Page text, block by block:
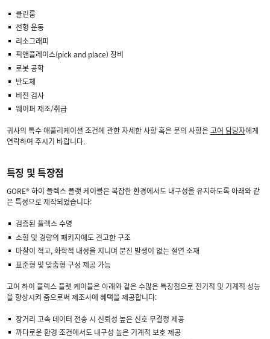
클린룸
선형 운동
리소그래피
픽앤플레이스(pick and place) 장비
로봇 공학
반도체
비전 검사
웨이퍼 제조/취급
귀사의 특수 애플리케이션 조건에 관한 자세한 사항 혹은 문의 사항은고어 담당자에게
연락하여 주시기 바랍니다.
특징 및 특장점
GORE® 하이 플렉스 플랫 케이블은 복잡한 환경에서도 내구성을 유지하도록 아래와 같
은 특성으로 제작되었습니다:
검증된 플렉스 수명
소형 및 경량의 패키지에도 견고한 구조
마찰이 적고, 화학적 내성을 지니며 분진 발생이 없는 절연 소재
표준형 및 맞춤형 구성 제공 가능
고어 하이 플렉스 플랫 케이블은 아래와 같은 수많은 특장점으로 전기적 및 기계적 성능
을 향상시켜 줌으로써 제조사에 혜택을 제공합니다:
장거리 고속 데이터 전송 시 신뢰성 높은 신호 무결정 제공
까다로운 환경 조건에서도 내구성 높은 기계적 보호 제공